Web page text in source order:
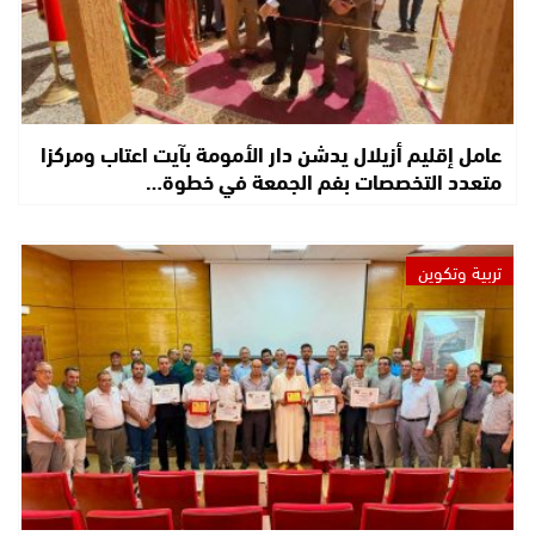
عامل إقليم أزيلال يدشن دار الأمومة بآيت اعتاب ومركزا
متعدد التخصصات بفم الجمعة في خطوة…
تربية وتكوين